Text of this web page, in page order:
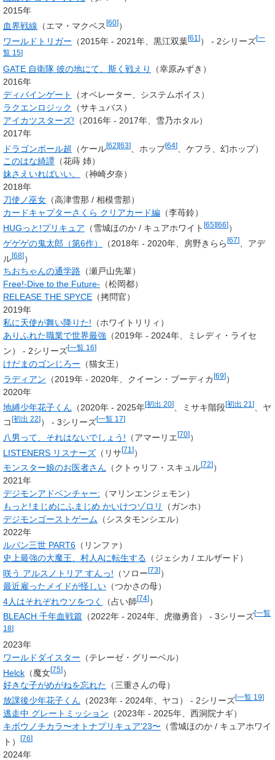
2015年
血界戦線 （エマ・マクベス[60]）
ワールドトリガー （2015年 - 2021年、黒江双葉[61 ]） - 2シリーズ[一
覧 15]
GATE 自衛隊 彼の地にて、斯く戦えり
（幸原みずき）
2016年
ディバインゲート
（オペレーター、システムボイス）
ラクエンロジック
（サキュバス）
アイカツスターズ! （2016年 - 2017年、雪乃ホタル）
2017年
ドラゴンボール超 （ケール[62][63] 、ホップ[64]
、ケフラ、幻ホップ）
このはな綺譚 （花蒔 姉）
妹さえいればいい。
（神崎夕奈）
2018年
刀使ノ巫女 （高津雪那 / 相模雪那）
カードキャプターさくら クリアカード編 （李苺鈴）
HUGっと!プリキュア （雪城ほのか / キュアホワイト [65][66] ）
ゲゲゲの鬼太郎（第6作）
（2018年 - 2020年、房野きらら [67]
、アデ
ル[68]）
ちおちゃんの通学路 （瀬戸山先輩）
Free!-Dive to the Future- （松岡都）
RELEASE THE SPYCE （拷問官）
2019年
私に天使が舞い降りた! （ホワイトリリィ）
ありふれた職業で世界最強 （2019年 - 2024年、ミレディ・ライセ
ン） - 2シリーズ[一覧 16]
けだまのゴンじろー （猫女王）
ラディアン （2019年 - 2020年、クイーン・ブーディカ [69] ）
2020年
地縛少年花子くん （2020年 - 2025年[初出 20] 、ミサキ階段[初出 21 ]
、ヤ
コ [初出 22] ） - 3シリーズ[一覧 17]
八男って、それはないでしょう! （アマーリエ[70] ）
LISTENERS リスナーズ （リサ[71 ]）
モンスター娘のお医者さん （クトゥリフ・スキュル[72] ）
2021年
デジモンアドベンチャー: （マリンエンジェモン）
もっと!まじめにふまじめ かいけつゾロリ
（ガンホ）
デジモンゴーストゲーム （シスタモンシエル）
2022年
ルパン三世 PART6 （リンファ）
史上最強の大魔王、村人Aに転生する （ジェシカ / エルザード）
咲う アルスノトリア すんっ! （ソロー[73]）
最近雇ったメイドが怪しい （つかさの母）
4人はそれぞれウソをつく
（占い師[74]）
BLEACH 千年血戦篇 （2022年 - 2024年、虎徹勇音） - 3シリーズ[一覧
18]
2023年
ワールドダイスター （テレーゼ・グリーベル）
Helck （魔女[75]）
好きな子がめがねを忘れた （三重さんの母）
放課後少年花子くん （2023年 - 2024年、ヤコ） - 2シリーズ[一覧 19]
逃走中 グレートミッション （2023年 - 2025年、 西洞院ナギ）
キボウノチカラ〜オトナプリキュア'23〜 （雪城ほのか / キュアホワイ
ト）
[76]
2024年